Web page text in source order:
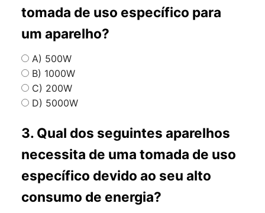
tomada de uso específico para
um aparelho?
A) 500W
B) 1000W
C) 200W
D) 5000W
3. Qual dos seguintes aparelhos
necessita de uma tomada de uso
específico devido ao seu alto
consumo de energia?